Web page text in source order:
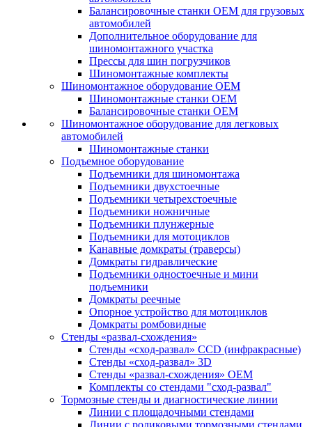
Балансировочные станки ОЕМ для грузовых
автомобилей
Дополнительное оборудование для
шиномонтажного участка
Прессы для шин погрузчиков
Шиномонтажные комплекты
Шиномонтажное оборудование ОЕМ
Шиномонтажные станки ОЕМ
Балансировочные станки ОЕМ
Шиномонтажное оборудование для легковых
автомобилей
Шиномонтажные станки
Подъемное оборудование
Подъемники для шиномонтажа
Подъемники двухстоечные
Подъемники четырехстоечные
Подъемники ножничные
Подъемники плунжерные
Подъемники для мотоциклов
Канавные домкраты (траверсы)
Домкраты гидравлические
Подъемники одностоечные и мини
подъемники
Домкраты реечные
Опорное устройство для мотоциклов
Домкраты ромбовидные
Стенды «развал-схождения»
Стенды «сход-развал» CCD (инфракрасные)
Стенды «сход-развал» 3D
Стенды «развал-схождения» ОЕМ
Комплекты со стендами "сход-развал"
Тормозные стенды и диагностические линии
Линии с площадочными стендами
Линии с роликовыми тормозными стендами